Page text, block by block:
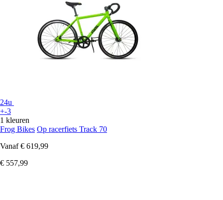
24u
+-3
1 kleuren
Frog Bikes Op racerfiets Track 70
Vanaf € 619,99
€ 557,99